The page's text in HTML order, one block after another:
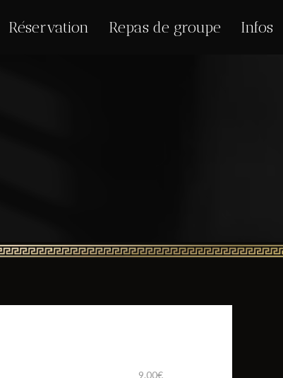
Réservation Repas de groupe Infos
9.00€